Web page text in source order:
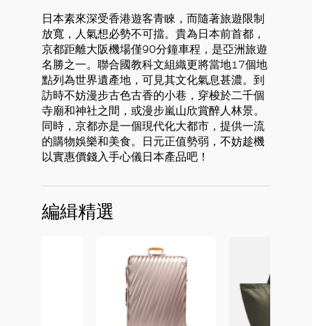
日本素來深受香港遊客青睞，而隨著旅遊限制
放寬，人氣想必勢不可擋。貴為日本前首都，
京都距離大阪機場僅90分鐘車程，是亞洲旅遊
名勝之一。聯合國教科文組織更將當地17個地
點列為世界遺產地，可見其文化氣息甚濃。到
訪時不妨漫步古色古香的小巷，穿梭於二千個
寺廟和神社之間，或漫步嵐山欣賞醉人林景。
同時，京都亦是一個現代化大都市，提供一流
的購物娛樂和美食。日元正值勢弱，不妨趁機
以實惠價錢入手心儀日本產品吧！
編緝精選
好